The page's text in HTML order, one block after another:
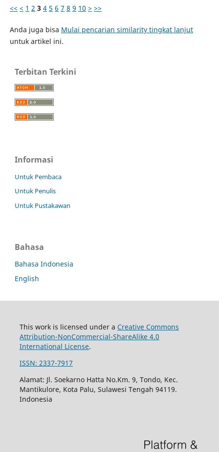
<< < 1 2 3 4 5 6 7 8 9 10 > >>
Anda juga bisa Mulai pencarian similarity tingkat lanjut
untuk artikel ini.
Terbitan Terkini
Informasi
Untuk Pembaca
Untuk Penulis
Untuk Pustakawan
Bahasa
Bahasa Indonesia
English
This work is licensed under a Creative Commons
Attribution-NonCommercial-ShareAlike 4.0
International License.
ISSN: 2337-7917
Alamat: Jl. Soekarno Hatta No.Km. 9, Tondo, Kec.
Mantikulore, Kota Palu, Sulawesi Tengah 94119.
Indonesia